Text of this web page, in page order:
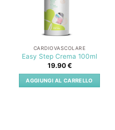
CARDIOVASCOLARE
Easy Step Crema 100ml
19.90€
AGGIUNGI AL CARRELLO